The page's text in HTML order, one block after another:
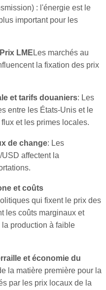
: l'énergie est le
important pour les
LME Les marchés au
la fixation des prix
et tarifs douaniers: Les
entre les États-Unis et le
et les primes locales.
de change: Les
affectent la
et coûts
qui fixent le prix des
les coûts marginaux et
production à faible
et économie du
la matière première pour la
par les prix locaux de la